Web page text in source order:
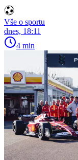
Vše o sportu
dnes, 18:11
4 min